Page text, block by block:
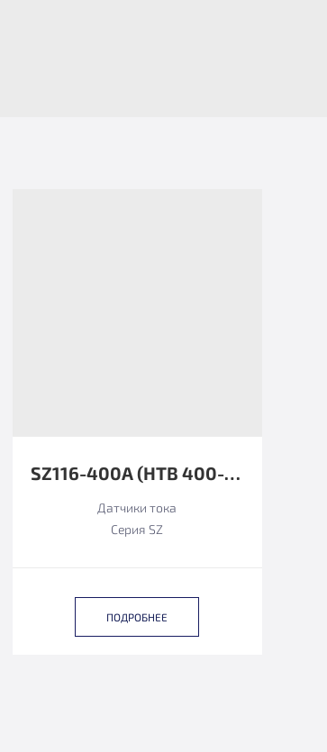
SZ116-400А (HTB 400-P ФУНКЦИОНАЛЬНЫЙ АНАЛОГ)
Датчики тока
Серия SZ
ПОДРОБНЕЕ